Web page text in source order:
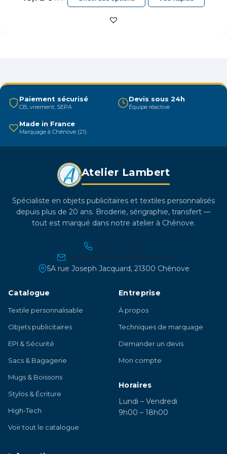
produit
peuvent
être
choisies
page
produit
Paiement sécurisé
CB, virement, SEPA
Devis sous 24h
Équipe réactive
Made in France
Marquage à Chênove (21)
Atelier Lambert
Spécialiste en objets publicitaires et textiles personnalisés
depuis plus de 20 ans. Broderie, sérigraphie, transfert —
tout est marqué dans notre atelier à Chênove.
03 45 21 30 86
contact@atelier-lambert.com
5A rue Joseph Jacquard, 21300 Chênove
Catalogue
Textile personnalisable
Objets publicitaires
EPI & Sécurité
Sacs & Bagagerie
Mugs & Boissons
Stylos & Écriture
High-Tech
Voir tout le catalogue
Entreprise
À propos
Techniques de marquage
Demander un devis
Mon compte
Horaires
Lundi – Vendredi
9h00 – 18h00